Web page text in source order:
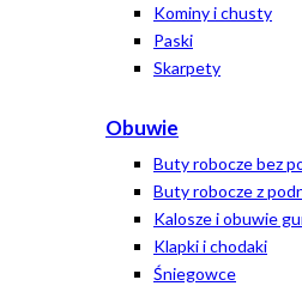
Kominy i chusty
Paski
Skarpety
Obuwie
Buty robocze bez
Buty robocze z
Kalosze i obuwie
Klapki i chodaki
Śniegowce